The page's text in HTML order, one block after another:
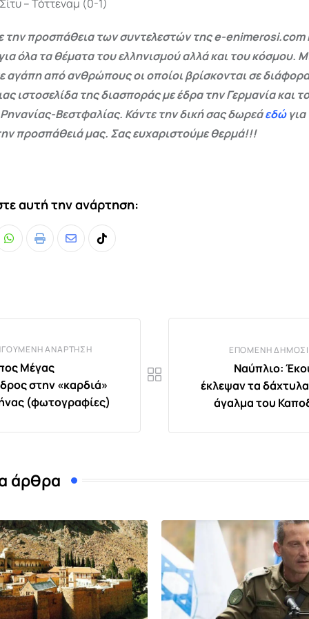
– Τόττεναμ (0-1)
την προσπάθεια των συντελεστών της e-enimerosi.com
όλα τα θέματα του ελληνισμού αλλά και του κόσμου.
αγάπη από ανθρώπους οι οποίοι βρίσκονται σε
ιστοσελίδα της διασποράς με έδρα την Γερμανία και
Βεστφαλίας. Κάντε την δική σας δωρεάεδώγια
προσπάθειά μας. Σας ευχαριστούμε θερμά!!!
αυτή την ανάρτηση:
Whatsapp
Print
ShareTiktok
ΑΝΆΡΤΗΣΗ
Μέγας
στην «καρδιά»
(φωτογραφίες)
ΕΠΌΜΕΝΗ
Ναύπλιο:
έκλεψαν τα
άγαλμα του
άρθρα